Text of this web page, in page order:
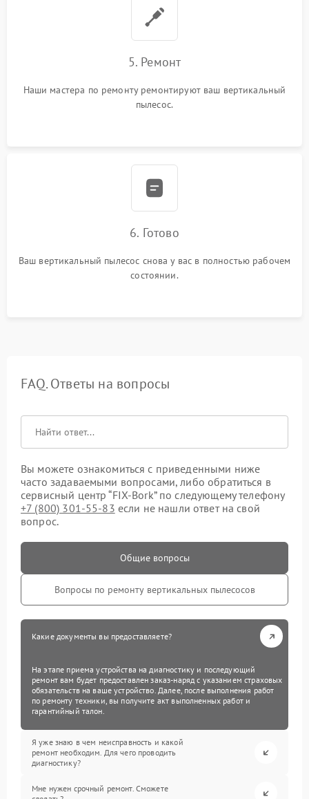
5. Ремонт
Наши мастера по ремонту ремонтируют ваш вертикальный
пылесос.
6. Готово
Ваш вертикальный пылесос снова у вас в полностью рабочем
состоянии.
FAQ. Ответы на вопросы
Вы можете ознакомиться с приведенными ниже
часто задаваемыми вопросами, либо обратиться в
сервисный центр “FIX-Bork” по следующему телефону
+7 (800) 301-55-83 если не нашли ответ на свой
вопрос.
Общие вопросы
Вопросы по ремонту вертикальных пылесосов
Какие документы вы предоставляете?
На этапе приема устройства на диагностику и последующий
ремонт вам будет предоставлен заказ-наряд с указанием страховых
обязательств на ваше устройство. Далее, после выполнения работ
по ремонту техники, вы получите акт выполненных работ и
гарантийный талон.
Я уже знаю в чем неисправность и какой
ремонт необходим. Для чего проводить
диагностику?
Мне нужен срочный ремонт. Сможете